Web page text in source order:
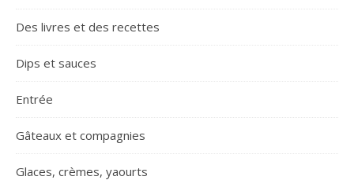
Des livres et des recettes
Dips et sauces
Entrée
Gâteaux et compagnies
Glaces, crèmes, yaourts